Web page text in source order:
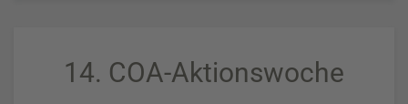
14. COA-Aktionswoche